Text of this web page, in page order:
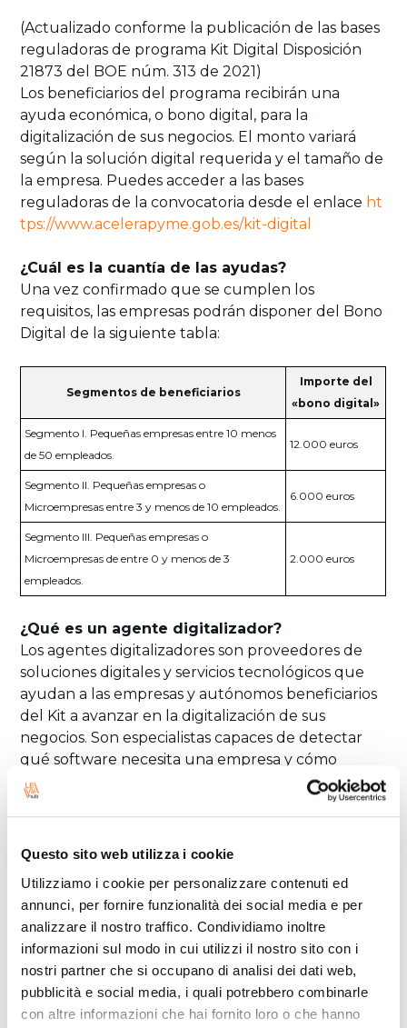
Questo sito web utilizza i cookie
Utilizziamo i cookie per personalizzare contenuti ed
annunci, per fornire funzionalità dei social media e per
analizzare il nostro traffico. Condividiamo inoltre
informazioni sul modo in cui utilizzi il nostro sito con i
nostri partner che si occupano di analisi dei dati web,
pubblicità e social media, i quali potrebbero combinarle
con altre informazioni che hai fornito loro o che hanno
(Actualizado conforme la publicación de las bases
reguladoras de programa Kit Digital Disposición
21873 del BOE núm. 313 de 2021)
Los beneficiarios del programa recibirán una
ayuda económica, o bono digital, para la
digitalización de sus negocios. El monto variará
según la solución digital requerida y el tamaño de
la empresa. Puedes acceder a las bases
reguladoras de la convocatoria desde el enlace ht
tps://www.acelerapyme.gob.es/kit-digital
¿Cuál es la cuantía de las ayudas?
Una vez confirmado que se cumplen los
requisitos, las empresas podrán disponer del Bono
Digital de la siguiente tabla:
Segmentos de beneficiarios
Importe del
«bono digital»
Segmento I. Pequeñas empresas entre 10 menos
de 50 empleados.
12.000 euros
Segmento II. Pequeñas empresas o
Microempresas entre 3 y menos de 10 empleados.
6.000 euros
Segmento III. Pequeñas empresas o
Microempresas de entre 0 y menos de 3
empleados.
2.000 euros
¿Qué es un agente digitalizador?
Los agentes digitalizadores son proveedores de
soluciones digitales y servicios tecnológicos que
ayudan a las empresas y autónomos beneficiarios
del Kit a avanzar en la digitalización de sus
negocios. Son especialistas capaces de detectar
qué software necesita una empresa y cómo
incorporarlo.
para acompañar y asesorar en el proceso de
acuerdo de colaboración como parte del
programa Kit Digital.
¿Qué tipos de Servicios de Digitalización
podemos ofrecerte con estos Fondos?
En Espritec España (Leviahub) queremos
ayudarte a optimizar al máximo tu negocio, por